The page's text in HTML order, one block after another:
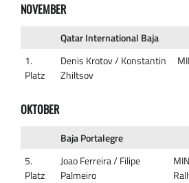
NOVEMBER
Qatar International Baja
1.
Platz
Denis Krotov / Konstantin
Zhiltsov
OKTOBER
Baja Portalegre
5.
Platz
Joao Ferreira / Filipe
Palmeiro